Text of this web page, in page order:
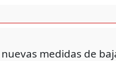
medidas de